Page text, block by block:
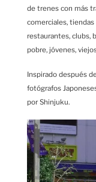
de trenes con más
comerciales,
restaurantes, clubs,
pobre, jóvenes,
Inspirado después
fotógrafos
por Shinjuku.